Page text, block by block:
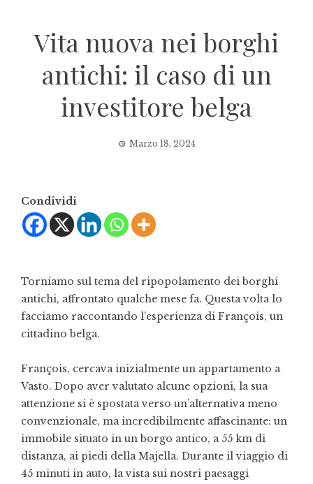
Vita nuova nei borghi
antichi: il caso di un
investitore belga
Marzo 18, 2024
Condividi
Torniamo sul tema del ripopolamento dei borghi
antichi, affrontato qualche mese fa. Questa volta lo
facciamo raccontando l’esperienza di François, un
cittadino belga.
François, cercava inizialmente un appartamento a
Vasto. Dopo aver valutato alcune opzioni, la sua
attenzione si è spostata verso un’alternativa meno
convenzionale, ma incredibilmente affascinante: un
immobile situato in un borgo antico, a 55 km di
distanza, ai piedi della Majella. Durante il viaggio di
45 minuti in auto, la vista sui nostri paesaggi